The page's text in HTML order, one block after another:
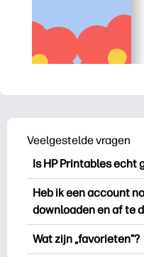
Veelgestelde vragen
Is HP Printables echt
HP Printables biedt
gratis printables om
kleurplaten, leuke
Heb ik een account
downloaden en af te
Je kunt ontdekken
account aan te
Wat zijn „favorieten”?